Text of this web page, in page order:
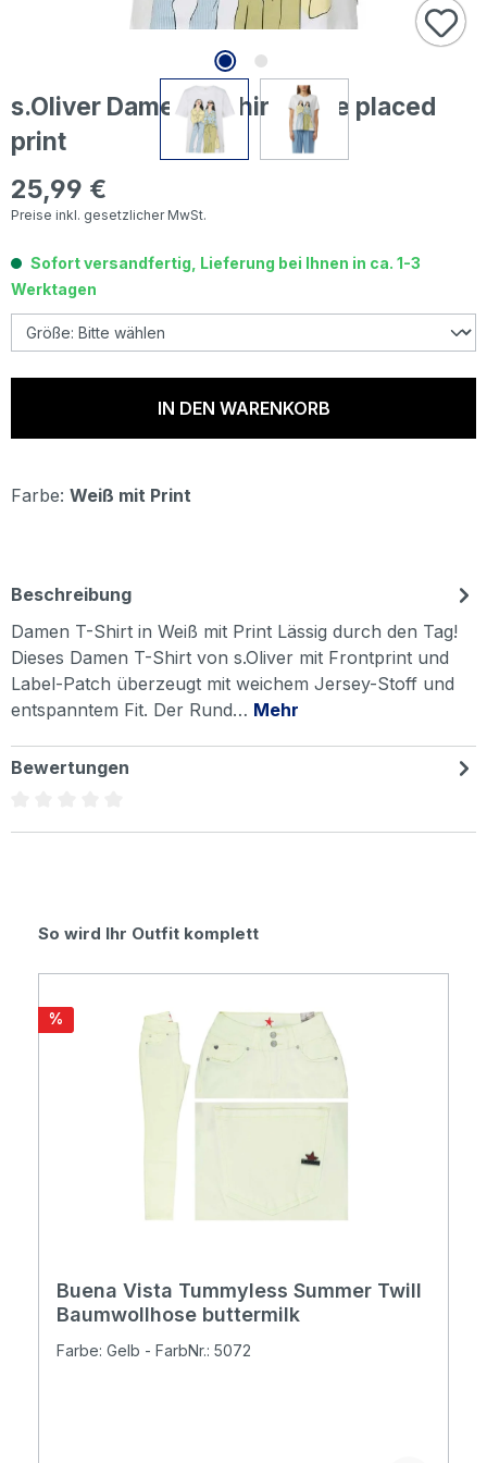
s.Oliver Damen T-Shirt white placed
print
Regulärer Preis:
25,99 €
Preise inkl. gesetzlicher MwSt.
Sofort versandfertig, Lieferung bei Ihnen in ca. 1-3
Werktagen
IN DEN WARENKORB
Farbe: Weiß mit Print
Beschreibung
Damen T-Shirt in Weiß mit Print Lässig durch den Tag!
Dieses Damen T-Shirt von s.Oliver mit Frontprint und
Label-Patch überzeugt mit weichem Jersey-Stoff und
entspanntem Fit. Der Rund… Mehr
Bewertungen
Produktgalerie überspringen
So wird Ihr Outfit komplett
Rabatt
%
Buena Vista Tummyless Summer Twill
Baumwollhose buttermilk
Farbe: Gelb - FarbNr.: 5072